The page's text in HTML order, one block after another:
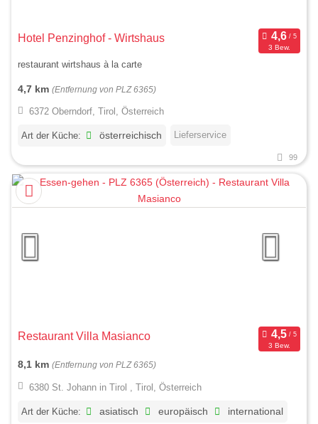
Hotel Penzinghof - Wirtshaus
3 Bew.
restaurant wirtshaus à la carte
4,7 km (Entfernung von PLZ 6365)
6372 Oberndorf, Tirol, Österreich
Art der Küche: österreichisch Lieferservice
99
Restaurant Villa Masianco
3 Bew.
8,1 km (Entfernung von PLZ 6365)
6380 St. Johann in Tirol , Tirol, Österreich
Art der Küche: asiatisch europäisch international